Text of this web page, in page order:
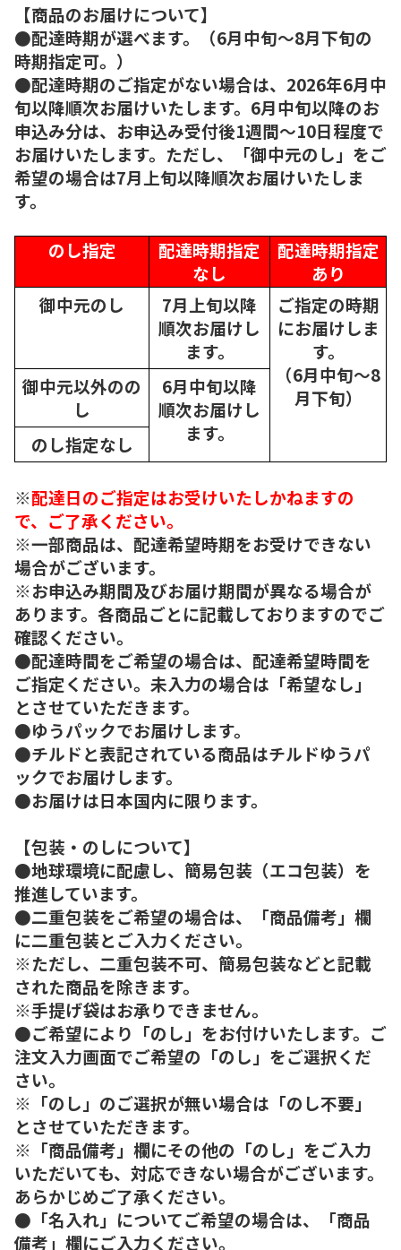
【商品のお届けについて】
●配達時期が選べます。（6月中旬～8月下旬の
時期指定可。）
●配達時期のご指定がない場合は、2026年6月中
旬以降順次お届けいたします。6月中旬以降のお
申込み分は、お申込み受付後1週間～10日程度で
お届けいたします。ただし、「御中元のし」をご
希望の場合は7月上旬以降順次お届けいたしま
す。
のし指定
配達時期指定
なし
配達時期指定
あり
御中元のし
7月上旬以降
順次お届けし
ます。
ご指定の時期
にお届けしま
す。
（6月中旬～8
月下旬）
御中元以外のの
し
6月中旬以降
順次お届けし
ます。
のし指定なし
※配達日のご指定はお受けいたしかねますの
で、ご了承ください。
※一部商品は、配達希望時期をお受けできない
場合がございます。
※お申込み期間及びお届け期間が異なる場合が
あります。各商品ごとに記載しておりますのでご
確認ください。
●配達時間をご希望の場合は、配達希望時間を
ご指定ください。未入力の場合は「希望なし」
とさせていただきます。
●ゆうパックでお届けします。
●チルドと表記されている商品はチルドゆうパ
ックでお届けします。
●お届けは日本国内に限ります。
【包装・のしについて】
●地球環境に配慮し、簡易包装（エコ包装）を
推進しています。
●二重包装をご希望の場合は、「商品備考」欄
に二重包装とご入力ください。
※ただし、二重包装不可、簡易包装などと記載
された商品を除きます。
※手提げ袋はお承りできません。
●ご希望により「のし」をお付けいたします。ご
注文入力画面でご希望の「のし」をご選択くだ
さい。
※「のし」のご選択が無い場合は「のし不要」
とさせていただきます。
※「商品備考」欄にその他の「のし」をご入力
いただいても、対応できない場合がございます。
あらかじめご了承ください。
●「名入れ」についてご希望の場合は、「商品
備考」欄にご入力ください。